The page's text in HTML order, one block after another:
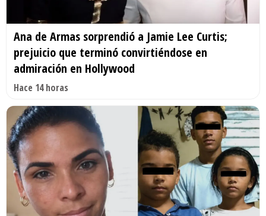
Ana de Armas sorprendió a Jamie Lee Curtis;
prejuicio que terminó convirtiéndose en
admiración en Hollywood
Hace 14 horas